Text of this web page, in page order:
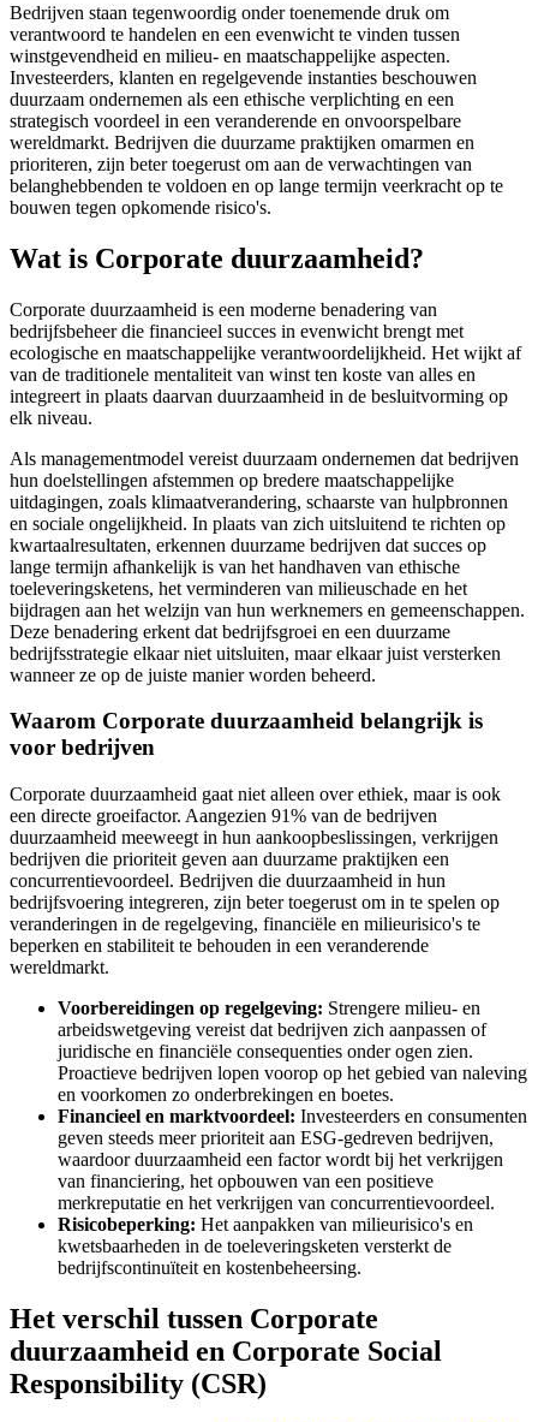
Bedrijven staan tegenwoordig onder toenemende druk om
verantwoord te handelen en een evenwicht te vinden tussen
winstgevendheid en milieu- en maatschappelijke aspecten.
Investeerders, klanten en regelgevende instanties beschouwen
duurzaam ondernemen als een ethische verplichting en een
strategisch voordeel in een veranderende en onvoorspelbare
wereldmarkt. Bedrijven die duurzame praktijken omarmen en
prioriteren, zijn beter toegerust om aan de verwachtingen van
belanghebbenden te voldoen en op lange termijn veerkracht op te
bouwen tegen opkomende risico's.
Wat is Corporate duurzaamheid?
Corporate duurzaamheid is een moderne benadering van
bedrijfsbeheer die financieel succes in evenwicht brengt met
ecologische en maatschappelijke verantwoordelijkheid. Het wijkt af
van de traditionele mentaliteit van winst ten koste van alles en
integreert in plaats daarvan duurzaamheid in de besluitvorming op
elk niveau.
Als managementmodel vereist duurzaam ondernemen dat bedrijven
hun doelstellingen afstemmen op bredere maatschappelijke
uitdagingen, zoals klimaatverandering, schaarste van hulpbronnen
en sociale ongelijkheid. In plaats van zich uitsluitend te richten op
kwartaalresultaten, erkennen duurzame bedrijven dat succes op
lange termijn afhankelijk is van het handhaven van ethische
toeleveringsketens, het verminderen van milieuschade en het
bijdragen aan het welzijn van hun werknemers en gemeenschappen.
Deze benadering erkent dat bedrijfsgroei en een duurzame
bedrijfsstrategie elkaar niet uitsluiten, maar elkaar juist versterken
wanneer ze op de juiste manier worden beheerd.
Waarom Corporate duurzaamheid belangrijk is
voor bedrijven
Corporate duurzaamheid gaat niet alleen over ethiek, maar is ook
een directe groeifactor. Aangezien 91% van de bedrijven
duurzaamheid meeweegt in hun aankoopbeslissingen, verkrijgen
bedrijven die prioriteit geven aan duurzame praktijken een
concurrentievoordeel. Bedrijven die duurzaamheid in hun
bedrijfsvoering integreren, zijn beter toegerust om in te spelen op
veranderingen in de regelgeving, financiële en milieurisico's te
beperken en stabiliteit te behouden in een veranderende
wereldmarkt.
Voorbereidingen op regelgeving: Strengere milieu- en
arbeidswetgeving vereist dat bedrijven zich aanpassen of
juridische en financiële consequenties onder ogen zien.
Proactieve bedrijven lopen voorop op het gebied van naleving
en voorkomen zo onderbrekingen en boetes.
Financieel en marktvoordeel: Investeerders en consumenten
geven steeds meer prioriteit aan ESG-gedreven bedrijven,
waardoor duurzaamheid een factor wordt bij het verkrijgen
van financiering, het opbouwen van een positieve
merkreputatie en het verkrijgen van concurrentievoordeel.
Risicobeperking: Het aanpakken van milieurisico's en
kwetsbaarheden in de toeleveringsketen versterkt de
bedrijfscontinuïteit en kostenbeheersing.
Het verschil tussen Corporate
duurzaamheid en Corporate Social
Responsibility (CSR)